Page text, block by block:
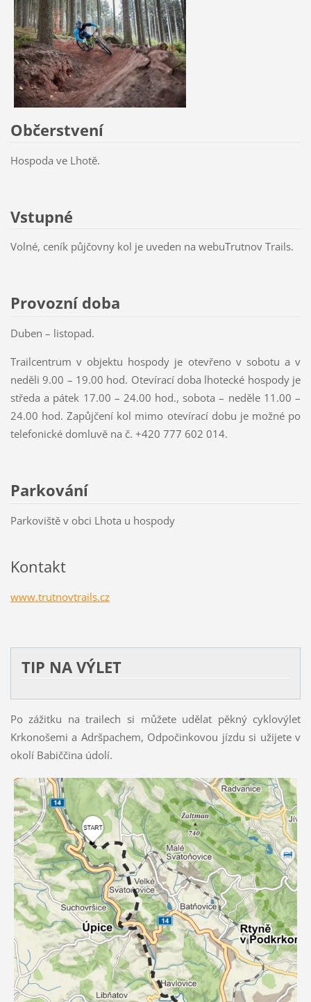
Občerstvení
Hospoda ve Lhotě.
Vstupné
Volné, ceník půjčovny kol je uveden na webuTrutnov Trails.
Provozní doba
Duben – listopad.
Trailcentrum v objektu hospody je otevřeno v sobotu a v
neděli 9.00 – 19.00 hod. Otevírací doba lhotecké hospody je
středa a pátek 17.00 – 24.00 hod., sobota – neděle 11.00 –
24.00 hod. Zapůjčení kol mimo otevírací dobu je možné po
telefonické domluvě na č. +420 777 602 014.
Parkování
Parkoviště v obci Lhota u hospody
Kontakt
www.trutnovtrails.cz
TIP NA VÝLET
Po zážitku na trailech si můžete udělat pěkný cyklovýlet
Krkonošemi a Adršpachem, Odpočinkovou jízdu si užijete v
okolí Babiččina údolí.